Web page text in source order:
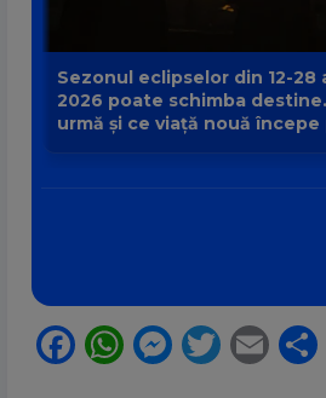
Sezonul eclipselor din 12-28
2026 poate schimba
urmă și ce viață nouă
Facebook
WhatsApp